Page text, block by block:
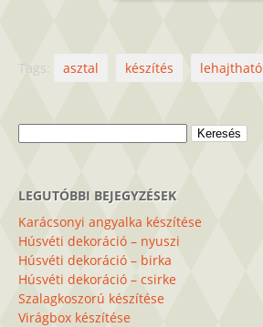
Tags: asztal készítés lehajtható
LEGUTÓBBI BEJEGYZÉSEK
Karácsonyi angyalka készítése
Húsvéti dekoráció – nyuszi
Húsvéti dekoráció – birka
Húsvéti dekoráció – csirke
Szalagkoszorú készítése
Virágbox készítése